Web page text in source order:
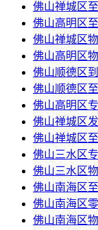
佛山禅城区
佛山高明区
佛山禅城区
佛山高明区
佛山顺德区
佛山顺德区
佛山高明区
佛山禅城区
佛山禅城区
佛山三水区
佛山三水区
佛山南海区
佛山南海区
佛山南海区